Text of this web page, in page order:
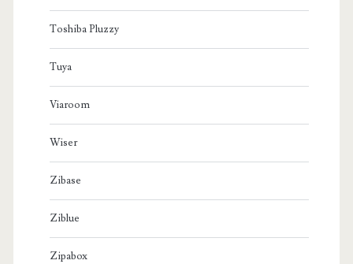
Toshiba Pluzzy
Tuya
Viaroom
Wiser
Zibase
Ziblue
Zipabox